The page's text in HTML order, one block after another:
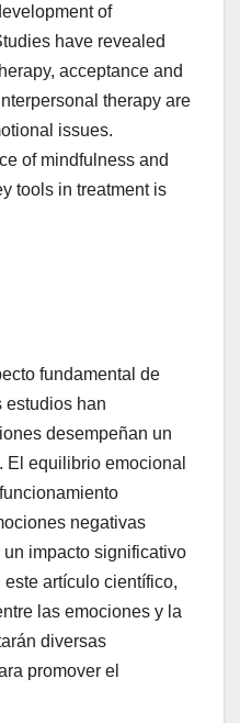
of
have revealed
acceptance and
therapy are
issues.
of mindfulness and
tools in treatment is
fundamental de
estudios han
desempeñan un
El equilibrio emocional
negativas
impacto significativo
artículo científico,
las emociones y la
diversas
promover el